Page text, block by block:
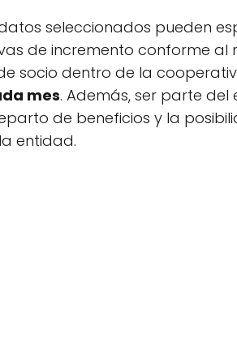
seleccionados pueden
de incremento conforme
socio dentro de la
mes. Además, ser parte
de beneficios y la
entidad.